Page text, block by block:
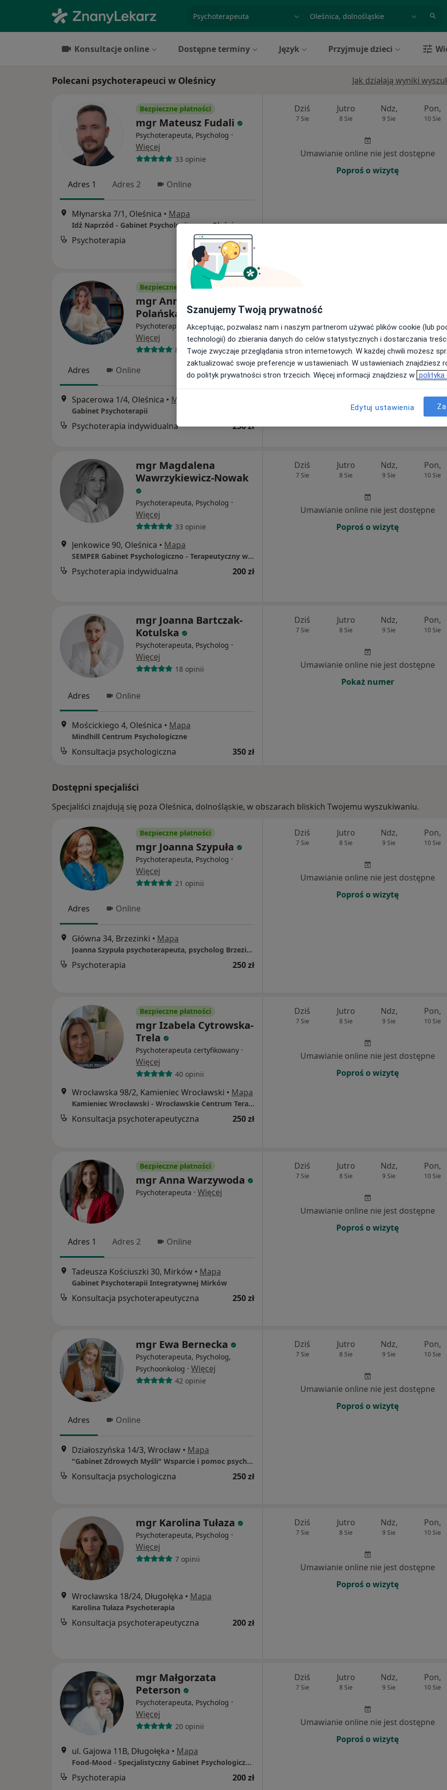
specjalizacja, badanie lub nazwiskomiasto lub dzielnica
Konsultacje online Dostępne terminy Język Przyjmuje dzieci
Polecani psychoterapeuci w Oleśnicy Jak działają wyniki
Bezpieczne płatności
mgr Mateusz Fudali
Psychoterapeuta, Psycholog ·
Więcej
33 opinie
Adres 1 Adres 2 Online
Młynarska 7/1, Oleśnica • Mapa
Idź Naprzód - Gabinet Psychologiczny w Oleśnicy
Psychoterapia 250 zł
Dziś
7 Sie
Jutro
8 Sie
Ndz,
9 Sie
Pon,
10 Sie
Umawianie online nie jest dostępne
Poproś o wizytę
Bezpieczne płatności
mgr Anna Kowska -
Polańska
Psychoterapeuta, Psycholog·
Więcej
8 opinii
Adres Online
Spacerowa 1/4, Oleśnica • Mapa
Gabinet Psychoterapii
Psychoterapia indywidualna 230 zł
Umawianie online nie jest dostępne
Poproś o wizytę
mgr Magdalena
Wawrzykiewicz-Nowak
Psychoterapeuta, Psycholog ·
Więcej
33 opinie
Jenkowice 90, Oleśnica • Mapa
SEMPER Gabinet Psychologiczno - Terapeutyczny w Oleśnicy
Psychoterapia indywidualna 200 zł
Dziś
7 Sie
Jutro
8 Sie
Ndz,
9 Sie
Pon,
10 Sie
Umawianie online nie jest dostępne
Poproś o wizytę
mgr Joanna Bartczak-
Kotulska
Psychoterapeuta, Psycholog ·
Więcej
18 opinii
Adres Online
Mościckiego 4, Oleśnica • Mapa
Mindhill Centrum Psychologiczne
Konsultacja psychologiczna 350 zł
Dziś
7 Sie
Jutro
8 Sie
Ndz,
9 Sie
Pon,
10 Sie
Umawianie online nie jest dostępne
Pokaż numer
Dostępni specjaliści
Specjaliści znajdują się poza Oleśnica, dolnośląskie, w obszarach bliskich Twojemu wyszukiwaniu.
Bezpieczne płatności
mgr Joanna Szypuła
Psychoterapeuta, Psycholog ·
Więcej
21 opinii
Adres Online
Główna 34, Brzezinki • Mapa
Joanna Szypuła psychoterapeuta, psycholog Brzezinki gmina Jelcz-Laskowice
Psychoterapia 250 zł
Dziś
7 Sie
Jutro
8 Sie
Ndz,
9 Sie
Pon,
10 Sie
Umawianie online nie jest dostępne
Poproś o wizytę
Bezpieczne płatności
mgr Izabela Cytrowska-
Trela
Psychoterapeuta certyfikowany ·
Więcej
40 opinii
Wrocławska 98/2, Kamieniec Wrocławski • Mapa
Kamieniec Wrocławski - Wrocławskie Centrum Terapii Krótkoterminowej Mahat Izabela Cytrowska-Trela
Konsultacja psychoterapeutyczna 250 zł
Dziś
7 Sie
Jutro
8 Sie
Ndz,
9 Sie
Pon,
10 Sie
Umawianie online nie jest dostępne
Poproś o wizytę
Bezpieczne płatności
mgr Anna Warzywoda
Psychoterapeuta · Więcej
Adres 1 Adres 2 Online
Tadeusza Kościuszki 30, Mirków • Mapa
Gabinet Psychoterapii Integratywnej Mirków
Konsultacja psychoterapeutyczna 250 zł
Dziś
7 Sie
Jutro
8 Sie
Ndz,
9 Sie
Pon,
10 Sie
Umawianie online nie jest dostępne
Poproś o wizytę
mgr Ewa Bernecka
Psychoterapeuta, Psycholog,
Psychoonkolog · Więcej
42 opinie
Adres Online
Działoszyńska 14/3, Wrocław • Mapa
"Gabinet Zdrowych Myśli" Wsparcie i pomoc psychologiczno - terapeutyczna
Konsultacja psychologiczna 250 zł
Dziś
7 Sie
Jutro
8 Sie
Ndz,
9 Sie
Pon,
10 Sie
Umawianie online nie jest dostępne
Poproś o wizytę
mgr Karolina Tułaza
Psychoterapeuta, Psycholog ·
Więcej
7 opinii
Wrocławska 18/24, Długołęka • Mapa
Karolina Tułaza Psychoterapia
Konsultacja psychoterapeutyczna 200 zł
Dziś
7 Sie
Jutro
8 Sie
Ndz,
9 Sie
Pon,
10 Sie
Umawianie online nie jest dostępne
Poproś o wizytę
mgr Małgorzata
Peterson
Psychoterapeuta, Psycholog ·
Więcej
20 opinii
ul. Gajowa 11B, Długołęka • Mapa
Food-Mood - Specjalistyczny Gabinet Psychologiczno-Psychoterapeutyczny "PsychoGadki" Małgorzata Peterson
Psychoterapia 200 zł
Dziś
7 Sie
Jutro
8 Sie
Ndz,
9 Sie
Pon,
10 Sie
Umawianie online nie jest dostępne
Poproś o wizytę
Szanujemy Twoją prywatność
Akceptując, pozwalasz nam i naszym partnerom używać plików cookie (lub
technologii) do zbierania danych do celów statystycznych i dostarczania
Twoje zwyczaje przeglądania stron internetowych. W każdej chwili możesz
zaktualizować swoje preferencje w ustawieniach. W ustawieniach znajdziesz
do polityk prywatności stron trzecich. Więcej informacji znajdziesz w polityka
Edytuj ustawienia